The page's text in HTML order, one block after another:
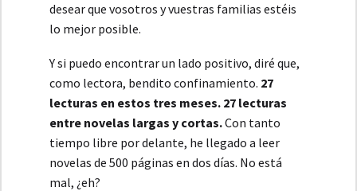
desear que vosotros y vuestras familias estéis
lo mejor posible.
Y si puedo encontrar un lado positivo, diré que,
como lectora, bendito confinamiento. 27
lecturas en estos tres meses. 27 lecturas
entre novelas largas y cortas.Con tanto
tiempo libre por delante, he llegado a leer
novelas de 500 páginas en dos días. No está
mal, ¿eh?